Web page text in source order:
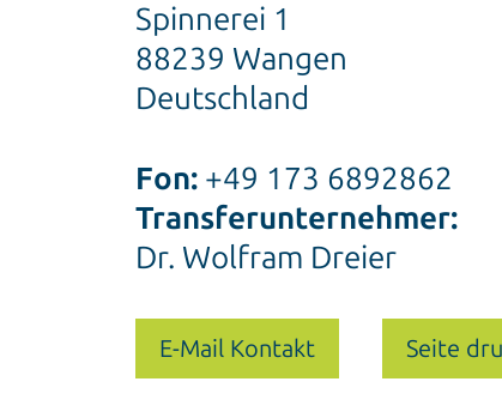
Spinnerei 1
88239 Wangen
Deutschland
Fon:+49 173 6892862
Transferunternehmer:
Dr. Wolfram Dreier
E-Mail Kontakt Seite